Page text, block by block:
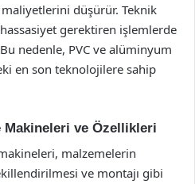
düşürür. Teknik
gerektiren işlemlerde
nedenle, PVC ve alüminyum
en son teknolojilere sahip
Makineleri ve Özellikleri
malzemelerin
ve montajı gibi